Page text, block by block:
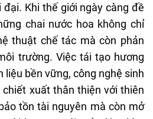
Khi thế giới ngày càng đề
chai nước hoa không chỉ
thuật chế tác mà còn phản
trường. Việc tái tạo hương
bền vững, công nghệ sinh
xuất thân thiện với thiên
tồn tài nguyên mà còn mở